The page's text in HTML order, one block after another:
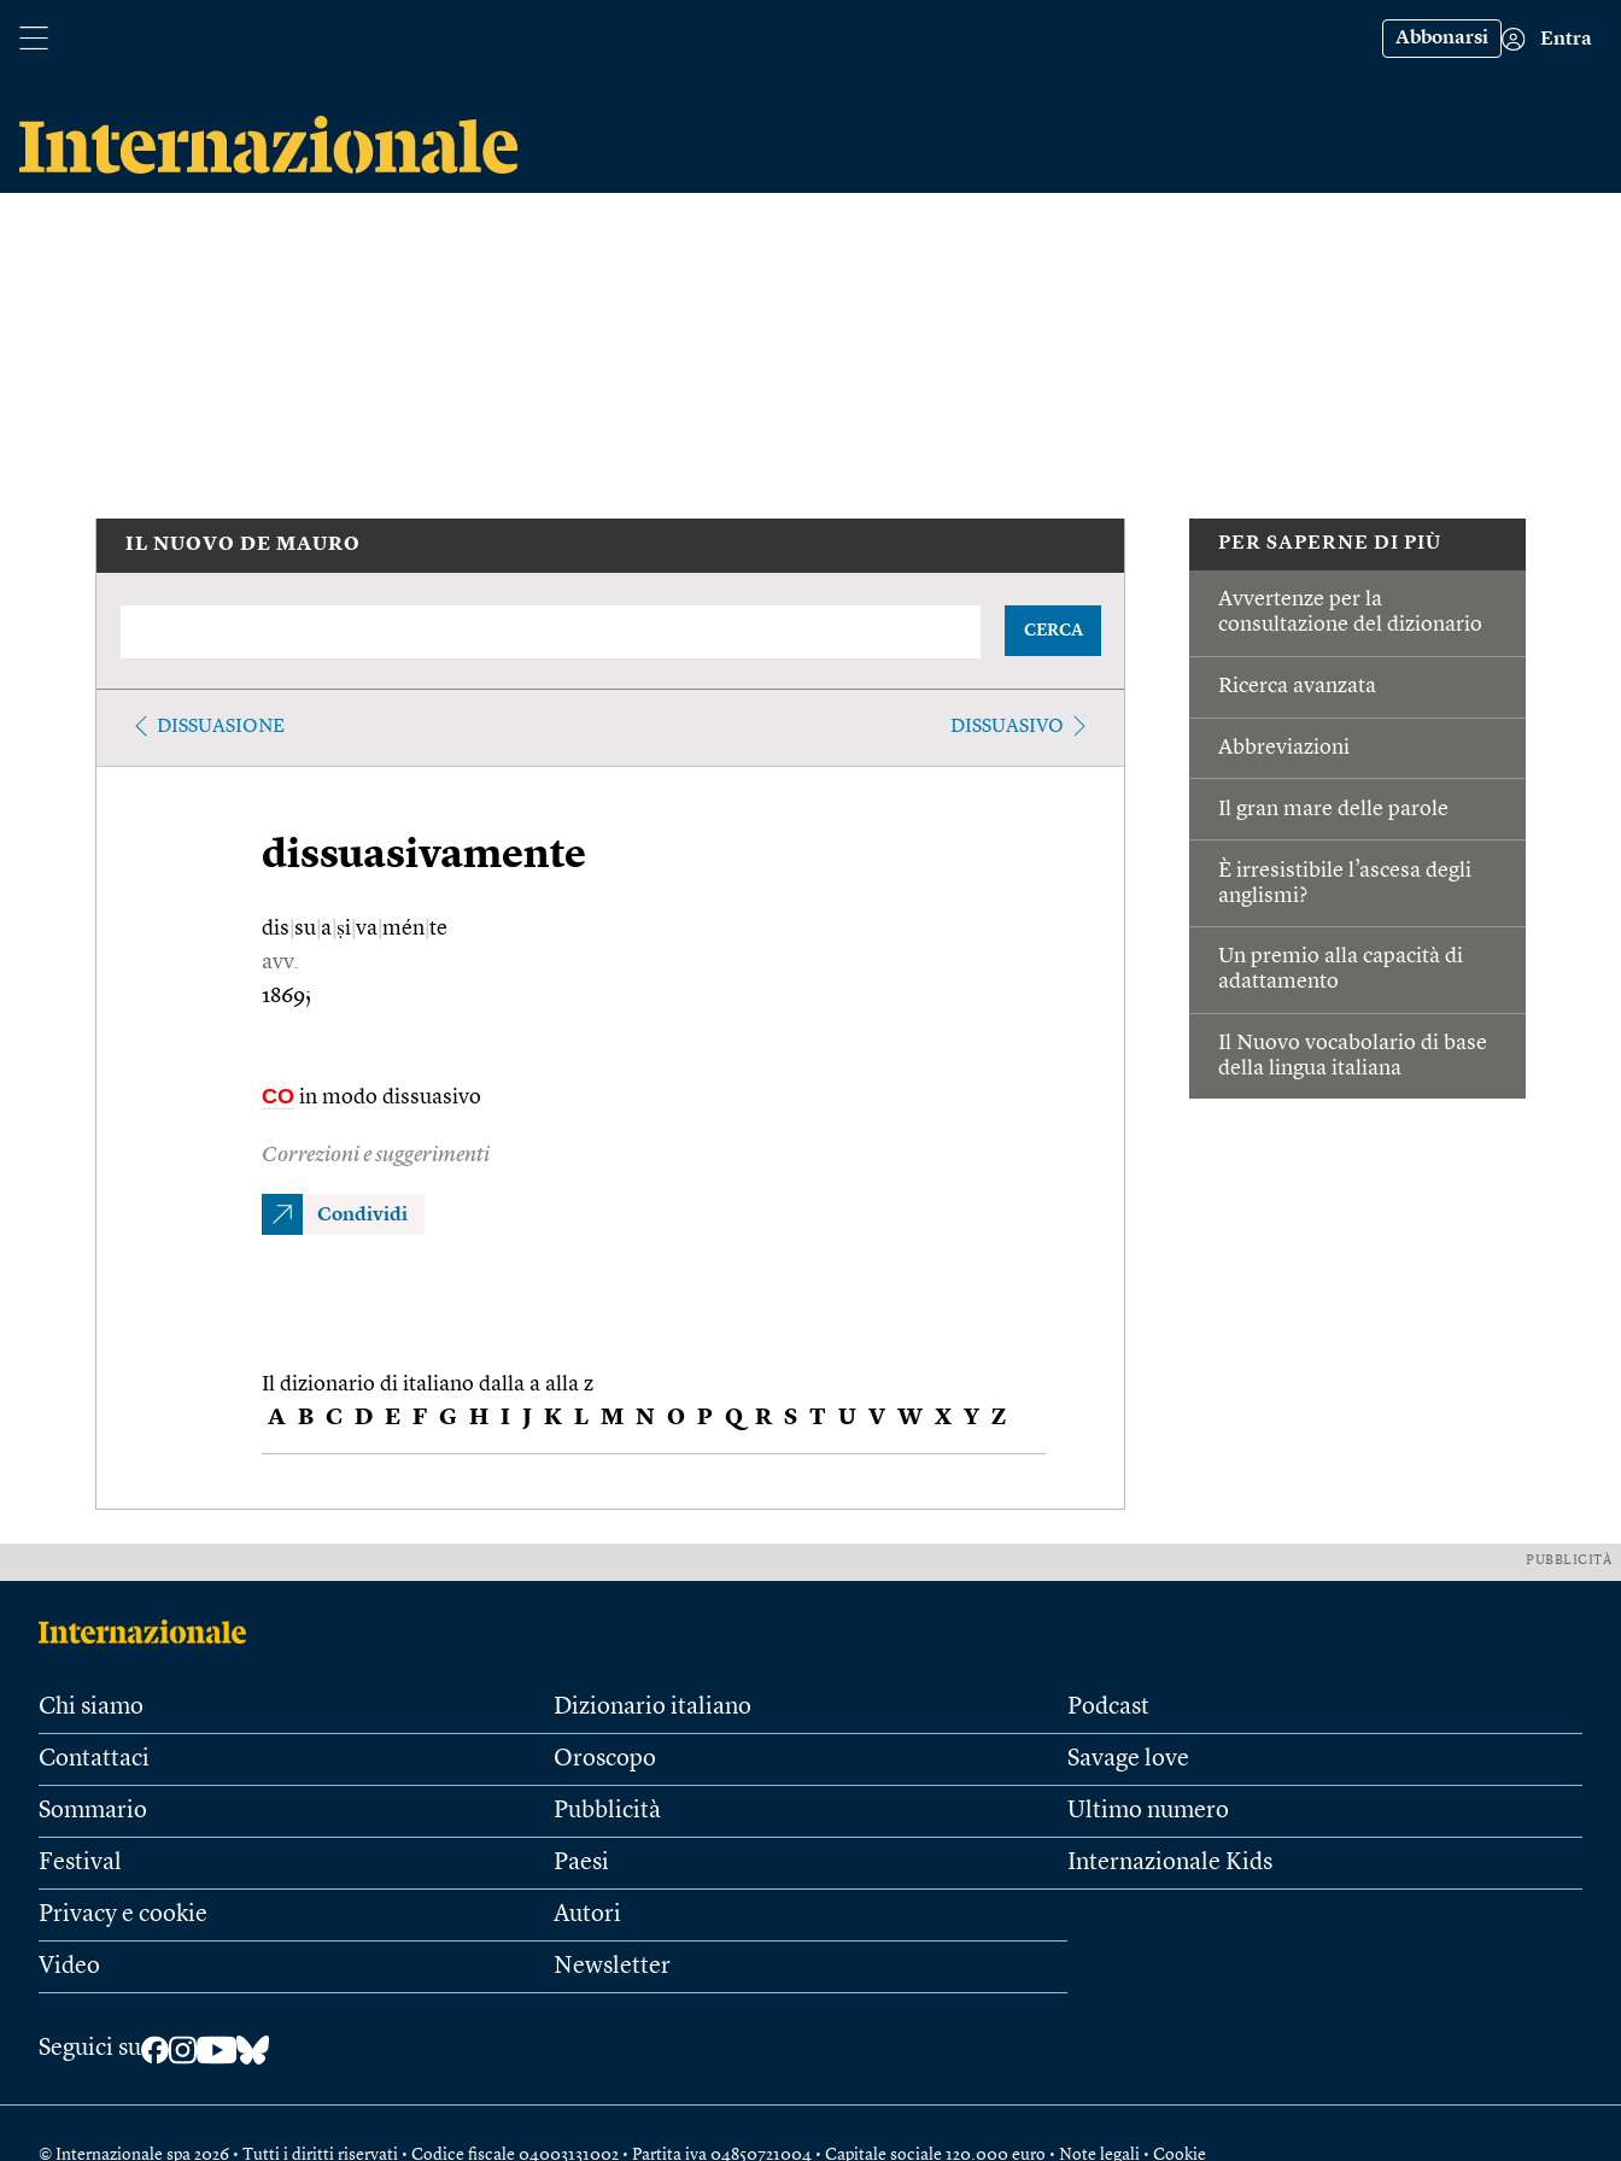
Abbonarsi Entra
PER SAPERNE DI PIÙ
Avvertenze per la
consultazione del dizionario
Ricerca avanzata
Abbreviazioni
Il gran mare delle parole
È irresistibile l’ascesa degli
anglismi?
Un premio alla capacità di
adattamento
Il Nuovo vocabolario di base
della lingua italiana
IL NUOVO DE MAURO
CERCA
DISSUASIONE DISSUASIVO
dissuasivamente
dis su a ṣi va mén te
avv.
1869;
CO in modo dissuasivo
Correzioni e suggerimenti
Condividi
Il dizionario di italiano dalla a alla z
A B C D E F G H I J K L M N O P Q R S T U V W X Y Z
PUBBLICITÀ
Chi siamo
Contattaci
Sommario
Festival
Privacy e cookie
Video
Dizionario italiano
Oroscopo
Pubblicità
Paesi
Autori
Newsletter
Podcast
Savage love
Ultimo numero
Internazionale Kids
Seguici su
© Internazionale spa 2026 • Tutti i diritti riservati • Codice fiscale 04003131002 • Partita iva 04850721004 • Capitale sociale 120.000 euro • Note legali • Cookie